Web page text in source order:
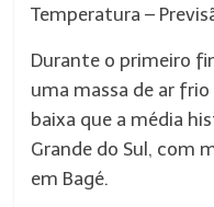
Temperatura –
Durante o primeiro
uma massa de ar
baixa que a média
Grande do Sul, com
em Bagé.